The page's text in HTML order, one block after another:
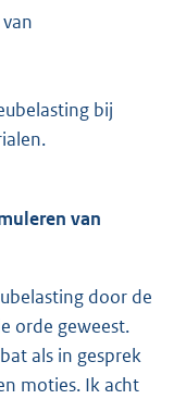
bij
van
door de
orde geweest.
als in gesprek
moties. Ik acht